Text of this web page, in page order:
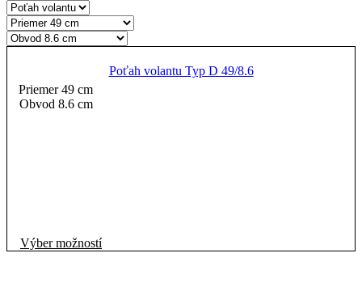
Poťah volantu Typ D 49/8.6
Priemer 49 cm
Obvod 8.6 cm
Výber možností